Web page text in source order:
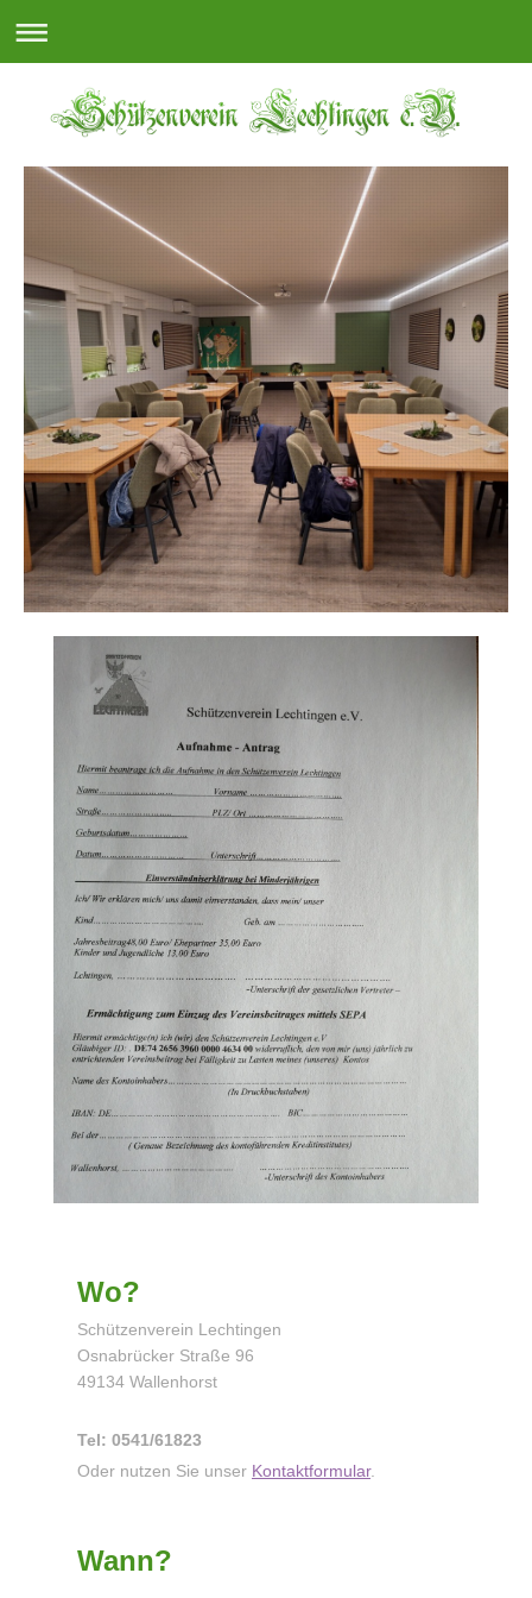
Wo?
Schützenverein Lechtingen
Osnabrücker Straße 96
49134 Wallenhorst
Tel: 0541/61823
Oder nutzen Sie unser Kontaktformular.
Wann?